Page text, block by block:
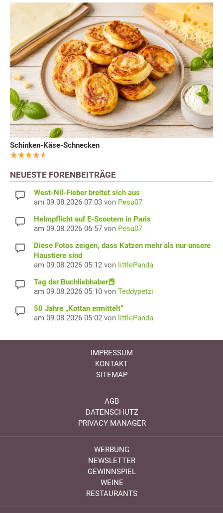
Schinken-Käse-Schnecken
NEUESTE FORENBEITRÄGE
West-Nil-Fieber breitet sich aus
am 09.08.2026 07:03 von Pesu07
Helmpflicht auf E-Scootern in Paris
am 09.08.2026 06:57 von Pesu07
Diese Fotos zeigen, dass Katzen mehr als nur unsere
Haustiere sind
am 09.08.2026 05:12 von littlePanda
Tag der Buchliebhaber📕
am 09.08.2026 05:10 von Teddypetzi
50 Jahre „Kottan ermittelt“
am 09.08.2026 05:02 von littlePanda
IMPRESSUM
KONTAKT
SITEMAP
AGB
DATENSCHUTZ
PRIVACY MANAGER
WERBUNG
NEWSLETTER
GEWINNSPIEL
WEINE
RESTAURANTS